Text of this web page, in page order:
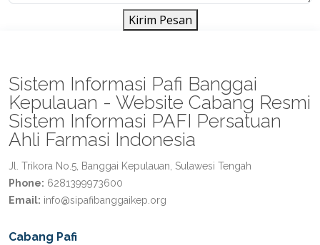
Kirim Pesan
Sistem Informasi Pafi Banggai
Kepulauan - Website Cabang Resmi
Sistem Informasi PAFI Persatuan
Ahli Farmasi Indonesia
Jl. Trikora No.5, Banggai Kepulauan, Sulawesi Tengah
Phone: 6281399973600
Email: info@sipafibanggaikep.org
Cabang Pafi